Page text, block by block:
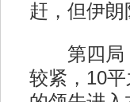
赶，但伊
第四局，
较紧，10